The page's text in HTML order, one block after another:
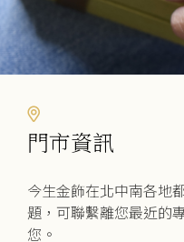
門市資訊
今生金飾在北中南各地
題，可聯繫離您最近的
您。